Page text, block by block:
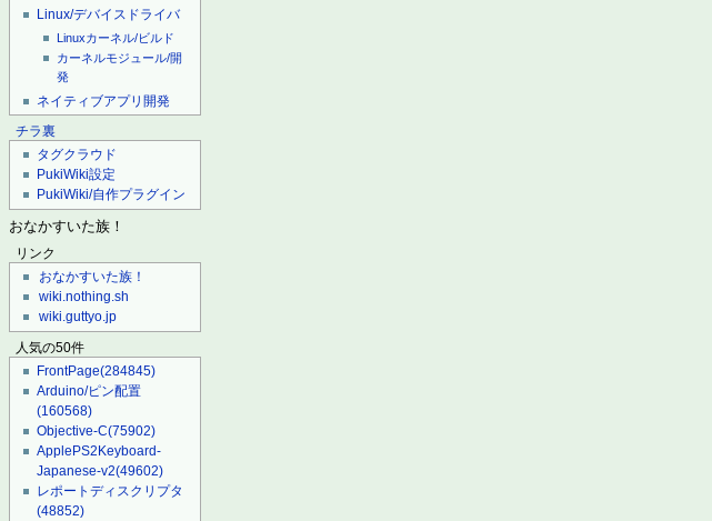
Linux/デバイスドライバ
Linuxカーネル/ビルド
カーネルモジュール/開
発
ネイティブアプリ開発
チラ裏
タグクラウド
PukiWiki設定
PukiWiki/自作プラグイン
おなかすいた族！
リンク
おなかすいた族！
wiki.nothing.sh
wiki.guttyo.jp
人気の50件
FrontPage(284845)
Arduino/ピン配置
(160568)
Objective-C(75902)
ApplePS2Keyboard-
Japanese-v2(49602)
レポートディスクリプタ
(48852)